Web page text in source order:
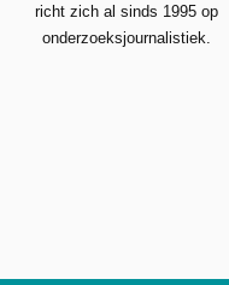
richt zich al sinds 1995 op
onderzoeksjournalistiek.